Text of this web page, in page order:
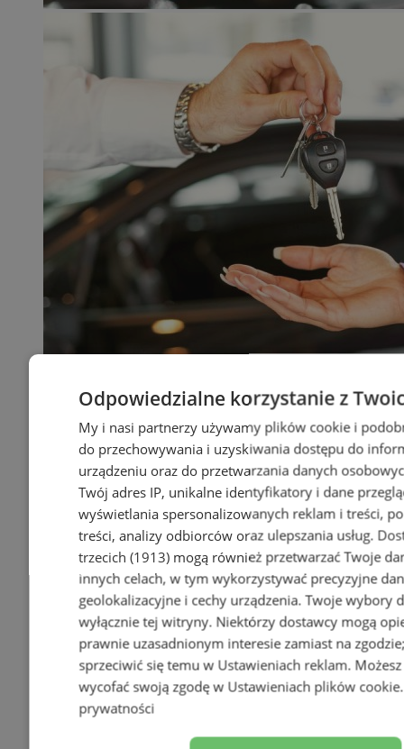
Odpowiedzialne korzystanie z
My i nasi partnerzy używamy plików cookie i
do przechowywania i uzyskiwania dostępu do
urządzeniu oraz do przetwarzania danych
Twój adres IP, unikalne identyfikatory i dane
wyświetlania spersonalizowanych reklam i treści,
treści, analizy odbiorców oraz ulepszania usług.
trzecich (1913) mogą również przetwarzać Twoje
innych celach, w tym wykorzystywać precyzyjne
geolokalizacyjne i cechy urządzenia. Twoje wybory
wyłącznie tej witryny. Niektórzy dostawcy mogą
prawnie uzasadnionym interesie zamiast na
sprzeciwić się temu w Ustawieniach reklam.
wycofać swoją zgodę w Ustawieniach plików cookie
prywatności